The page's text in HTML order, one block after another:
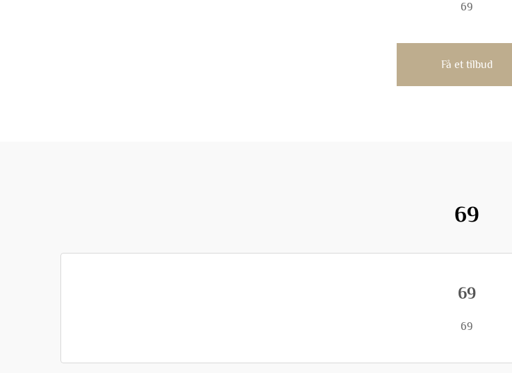
69
Få et tilbud
69
69
69